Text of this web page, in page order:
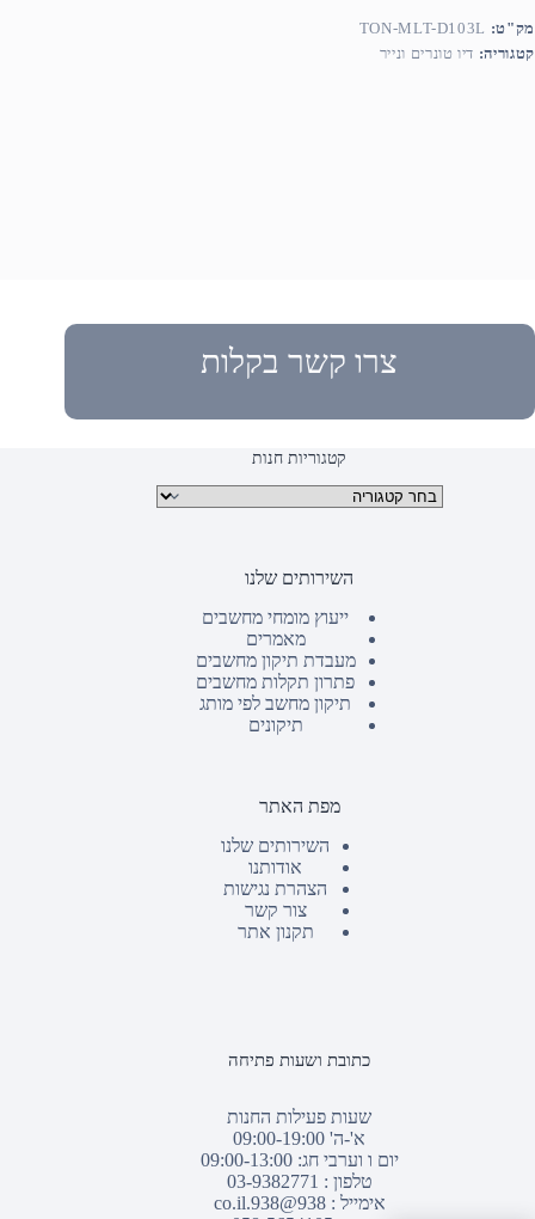
מק"ט: TON-MLT-D103L
קטגוריה: דיו טונרים ונייר
צרו קשר בקלות
קטגוריות חנות
קטגוריות מוצרים
השירותים שלנו
ייעוץ מומחי מחשבים
מאמרים
מעבדת תיקון מחשבים
פתרון תקלות מחשבים
תיקון מחשב לפי מותג
תיקונים
מפת האתר
השירותים שלנו
אודותנו
הצהרת נגישות
צור קשר
תקנון אתר
כתובת ושעות פתיחה
שעות פעילות החנות
א'-ה' 09:00-19:00
יום ו וערבי חג: 09:00-13:00
טלפון : 03-9382771
אימייל :938@938.co.il